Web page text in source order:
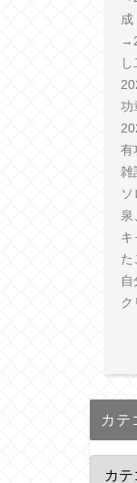
成
功
有
雑
泉
キ
た
ク
カテ